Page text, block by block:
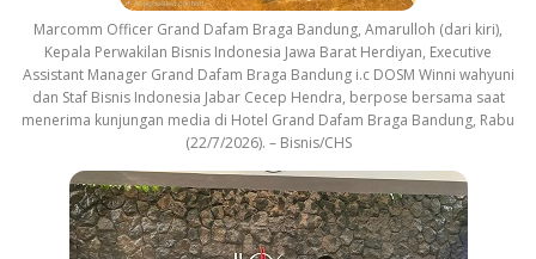
Marcomm Officer Grand Dafam Braga Bandung, Amarulloh (dari kiri),
Kepala Perwakilan Bisnis Indonesia Jawa Barat Herdiyan, Executive
Assistant Manager Grand Dafam Braga Bandung i.c DOSM Winni wahyuni
dan Staf Bisnis Indonesia Jabar Cecep Hendra, berpose bersama saat
menerima kunjungan media di Hotel Grand Dafam Braga Bandung, Rabu
(22/7/2026). – Bisnis/CHS